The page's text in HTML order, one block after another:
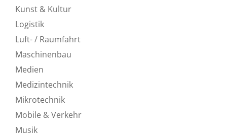
Kunst & Kultur
Logistik
Luft- / Raumfahrt
Maschinenbau
Medien
Medizintechnik
Mikrotechnik
Mobile & Verkehr
Musik